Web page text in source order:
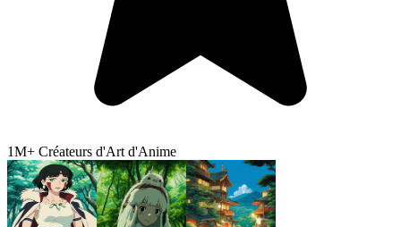
1M+ Créateurs d'Art d'Anime